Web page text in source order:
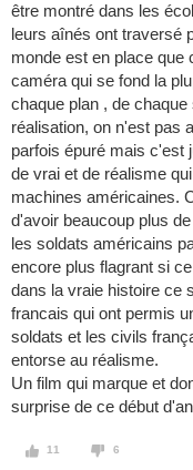
être montré dans les
leurs aînés ont traversé
monde est en place que
caméra qui se fond la
chaque plan , de
réalisation, on n'est pas
parfois épuré mais c'est
de vrai et de réalisme
machines américaines.
d'avoir beaucoup plus
les soldats américains
encore plus flagrant si
dans la vraie histoire ce
francais qui ont permis
soldats et les civils
entorse au réalisme.
Un film qui marque et
surprise de ce début
11 6